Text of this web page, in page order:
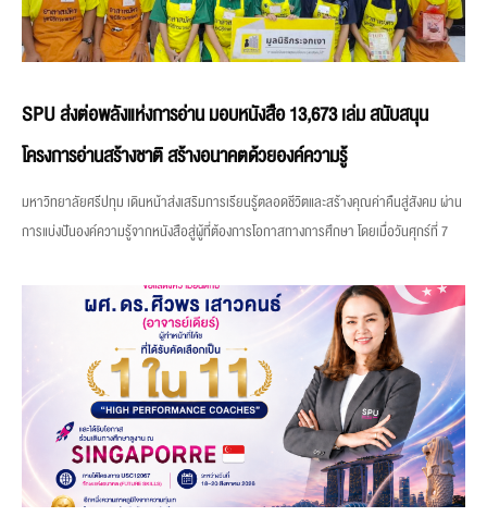
SPU ส่งต่อพลังแห่งการอ่าน มอบหนังสือ 13,673 เล่ม สนับสนุน
โครงการอ่านสร้างชาติ สร้างอนาคตด้วยองค์ความรู้
มหาวิทยาลัยศรีปทุม เดินหน้าส่งเสริมการเรียนรู้ตลอดชีวิตและสร้างคุณค่าคืนสู่สังคม ผ่าน
การแบ่งปันองค์ความรู้จากหนังสือสู่ผู้ที่ต้องการโอกาสทางการศึกษา โดยเมื่อวันศุกร์ที่ 7